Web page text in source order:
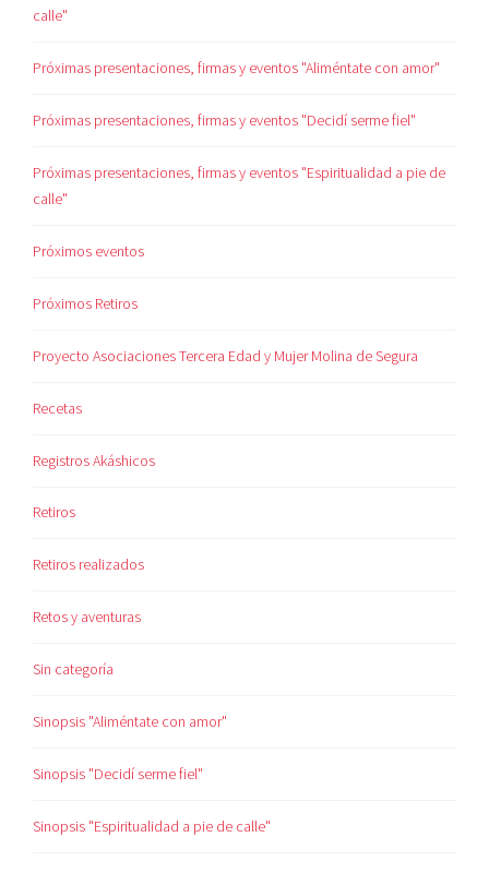
calle"
Próximas presentaciones, firmas y eventos "Aliméntate con amor"
Próximas presentaciones, firmas y eventos "Decidí serme fiel"
Próximas presentaciones, firmas y eventos "Espiritualidad a pie de
calle"
Próximos eventos
Próximos Retiros
Proyecto Asociaciones Tercera Edad y Mujer Molina de Segura
Recetas
Registros Akáshicos
Retiros
Retiros realizados
Retos y aventuras
Sin categoría
Sinopsis "Aliméntate con amor"
Sinopsis "Decidí serme fiel"
Sinopsis "Espiritualidad a pie de calle"